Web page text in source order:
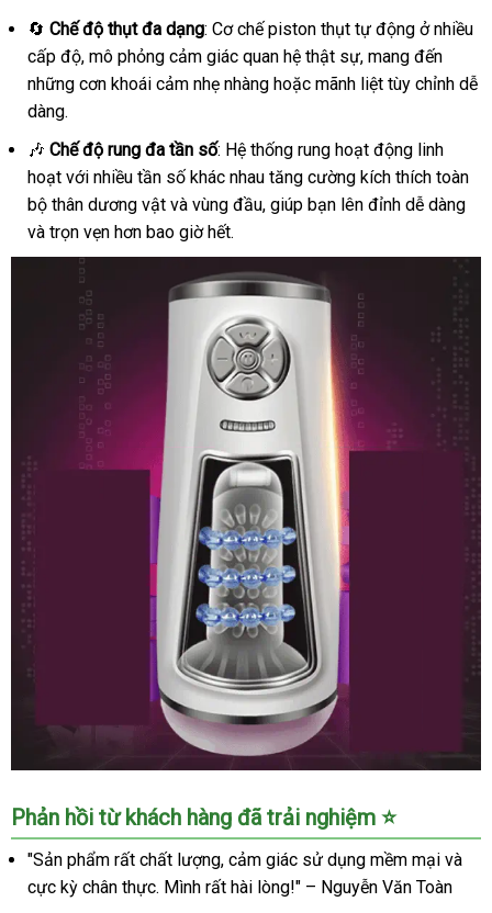
Bú
Mút
Thụt
Mạnh
🔄 Chế độ thụt đa dạng: Cơ chế piston thụt tự động ở nhiều
cấp độ, mô phỏng cảm giác quan hệ thật sự, mang đến
những cơn khoái cảm nhẹ nhàng hoặc mãnh liệt tùy chỉnh dễ
dàng.
🎶 Chế độ rung đa tần số: Hệ thống rung hoạt động linh
hoạt với nhiều tần số khác nhau tăng cường kích thích toàn
bộ thân dương vật và vùng đầu, giúp bạn lên đỉnh dễ dàng
và trọn vẹn hơn bao giờ hết.
Âm
đạo
giả
động
Phản hồi từ khách hàng đã trải nghiệm ⭐
"Sản phẩm rất chất lượng, cảm giác sử dụng mềm mại và
cực kỳ chân thực. Mình rất hài lòng!" – Nguyễn Văn Toàn